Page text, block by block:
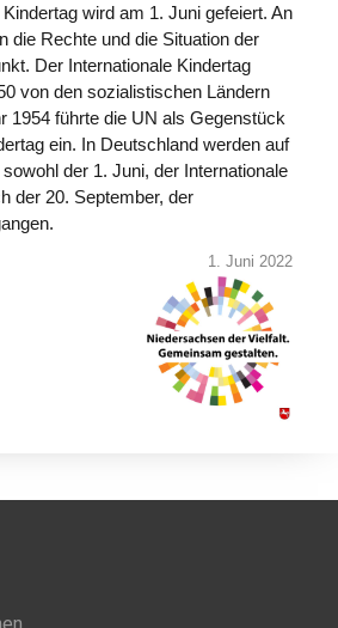
wird am 1. Juni gefeiert. An
die Rechte und die Situation der
Der Internationale Kindertag
von den sozialistischen Ländern
1954 führte die UN als Gegenstück
ein. In Deutschland werden auf
der 1. Juni, der Internationale
der 20. September, der
1. Juni 2022